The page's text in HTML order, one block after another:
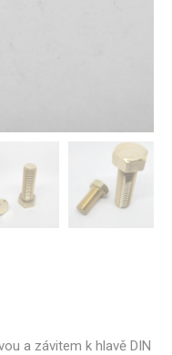
a závitem k hlavě DIN